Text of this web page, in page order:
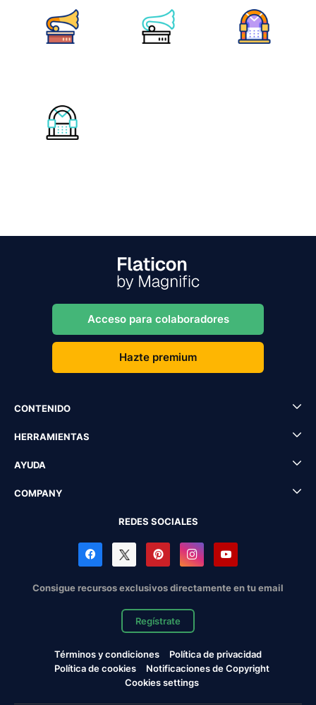
Acceso para colaboradores
Hazte premium
CONTENIDO
HERRAMIENTAS
AYUDA
COMPANY
REDES SOCIALES
Consigue recursos exclusivos directamente en tu email
Regístrate
Términos y condiciones
Política de privacidad
Política de cookies
Notificaciones de Copyright
Cookies settings